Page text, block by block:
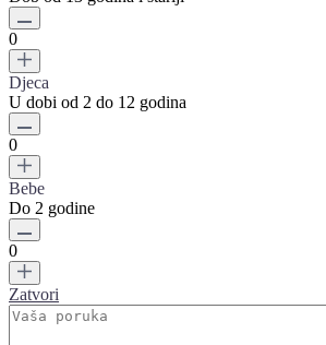
0
Djeca
U dobi od 2 do 12 godina
0
Bebe
Do 2 godine
0
Zatvori